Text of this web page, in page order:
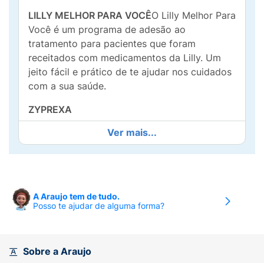
LILLY MELHOR PARA VOCÊO Lilly Melhor Para
Você é um programa de adesão ao
tratamento para pacientes que foram
receitados com medicamentos da Lilly. Um
jeito fácil e prático de te ajudar nos cuidados
com a sua saúde.
ZYPREXA
Comprimidos revestidos 2,5 mg, 5mg e 10
mg.
ZYPREXA olanzapina
em caixas com 30 comprimidos.
Ver mais...
A Araujo tem de tudo.
Posso te ajudar de alguma forma?
Sobre a Araujo